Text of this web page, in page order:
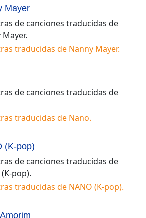
Mayer
de canciones traducidas de
Mayer.
traducidas de Nanny Mayer.
de canciones traducidas de
traducidas de Nano.
(K-pop)
de canciones traducidas de
(K-pop).
traducidas de NANO (K-pop).